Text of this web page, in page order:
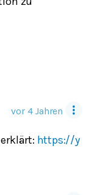
vor 4 Jahren
https://y